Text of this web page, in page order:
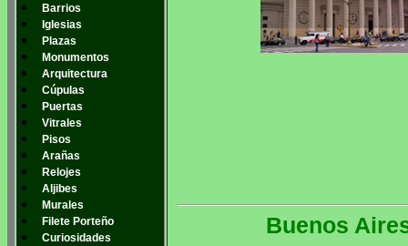
Barrios
Iglesias
Plazas
Monumentos
Arquitectura
Cúpulas
Puertas
Vitrales
Pisos
Arañas
Relojes
Aljibes
Murales
Filete Porteño
Curiosidades
Buenos